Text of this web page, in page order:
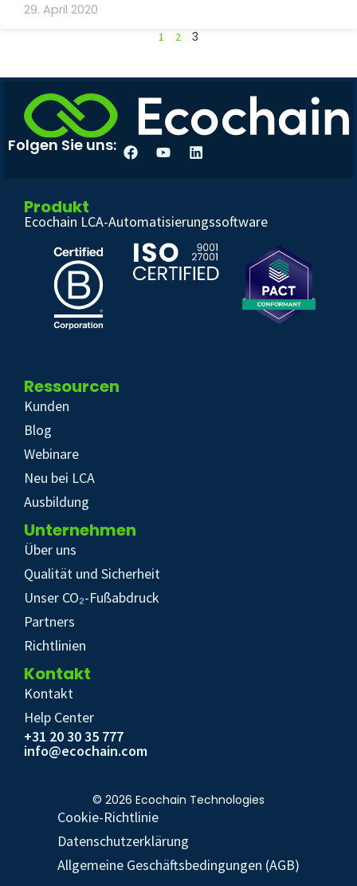
29. April 2020
1 2 3
Folgen Sie uns:
Produkt
Ecochain LCA-Automatisierungssoftware
Ressourcen
Kunden
Blog
Webinare
Neu bei LCA
Ausbildung
Unternehmen
Über uns
Qualität und Sicherheit
Unser CO₂-Fußabdruck
Partners
Richtlinien
Kontakt
Kontakt
Help Center
+31 20 30 35 777
info@ecochain.com
© 2026 Ecochain Technologies
Cookie-Richtlinie
Datenschutzerklärung
Allgemeine Geschäftsbedingungen (AGB)